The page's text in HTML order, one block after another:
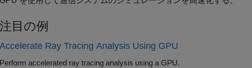
注目の例
Accelerate Ray Tracing Analysis Using GPU
Perform accelerated ray tracing analysis using a GPU.